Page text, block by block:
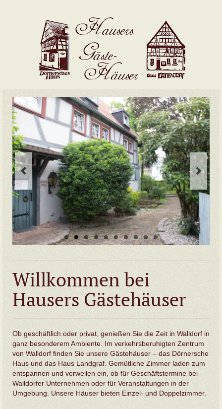
Willkommen bei
Hausers Gästehäuser
Ob geschäftlich oder privat, genießen Sie die Zeit in Walldorf in
ganz besonderem Ambiente. Im verkehrsberuhigten Zentrum
von Walldorf finden Sie unsere Gästehäuser – das Dörnersche
Haus und das Haus Landgraf. Gemütliche Zimmer laden zum
entspannen und verweilen ein, ob für Geschäftstermine bei
Walldorfer Unternehmen oder für Veranstaltungen in der
Umgebung. Unsere Häuser bieten Einzel- und Doppelzimmer.